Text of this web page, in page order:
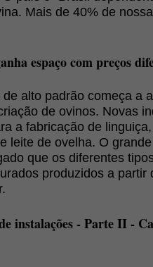
Mais de 40% de
espaço com preços
alto padrão começa a
de ovinos. Novas
a fabricação de
leite de ovelha. O
que os diferentes
produzidos a partir
instalações - Parte II -